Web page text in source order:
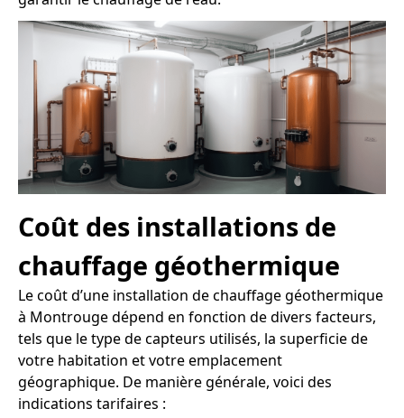
Coût des installations de
chauffage géothermique
Le coût d’une installation de chauffage géothermique
à Montrouge dépend en fonction de divers facteurs,
tels que le type de capteurs utilisés, la superficie de
votre habitation et votre emplacement
géographique. De manière générale, voici des
indications tarifaires :